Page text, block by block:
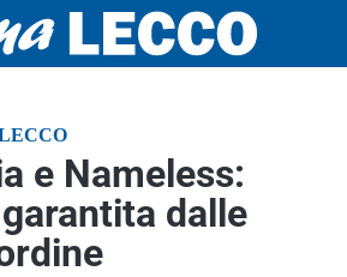
e Nameless:
dalle